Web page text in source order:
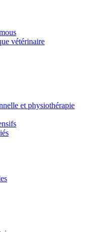
vétérinaire
et physiothérapie